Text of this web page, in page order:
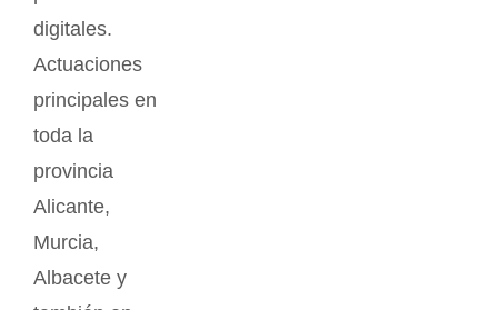
digitales.
Actuaciones
principales en
toda la
provincia
Alicante,
Murcia,
Albacete y